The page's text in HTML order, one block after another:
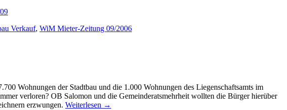
Verkauf, WiM Mieter-Zeitung 09/2006
Wohnungen der Stadtbau und die 1.000 Wohnungen des Liegenschaftsamts im
verloren? OB Salomon und die Gemeinderatsmehrheit wollten die Bürger hierüber
erzwungen. Weiterlesen →